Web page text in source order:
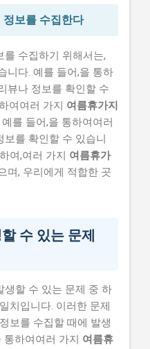
보를 수집한다
를 수집하기 위해서는,
니다. 예를 들어,을 통하
뷰나 정보를 확인할 수
여여러 가지 여름휴가지
를 들어,을 통하여여러
보를 확인할 수 있습니
여,여러 가지 여름휴가
며, 우리에게 적합한 곳
수 있는 문제
생할 수 있는 문제 중 하
치입니다. 이러한 문제
보를 수집할 때에 발생
하여여러 가지 여름휴